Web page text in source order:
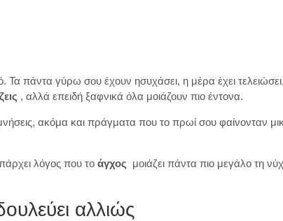
Τα πάντα γύρω σου έχουν ησυχάσει, η μέρα έχει
, αλλά επειδή ξαφνικά όλα μοιάζουν πιο έντονα.
ακόμα και πράγματα που το πρωί σου φαίνονταν
λόγος που το άγχος μοιάζει πάντα πιο μεγάλο τη
αλλιώς